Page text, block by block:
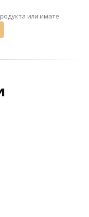
или имате